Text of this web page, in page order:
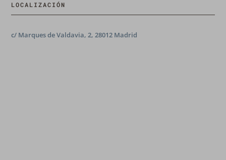
LOCALIZACIÓN
c/ Marques de Valdavia, 2, 28012 Madrid